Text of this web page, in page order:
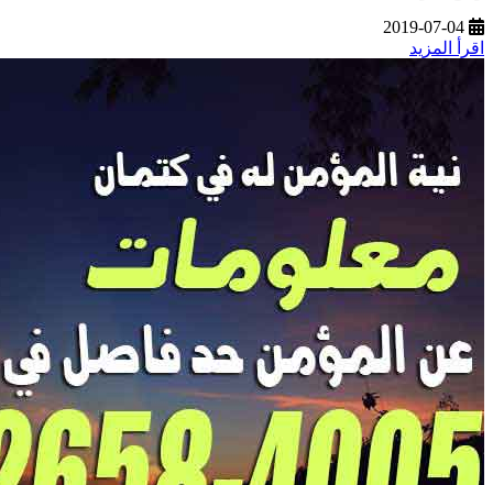
2019-07-04
اقرأ المزيد